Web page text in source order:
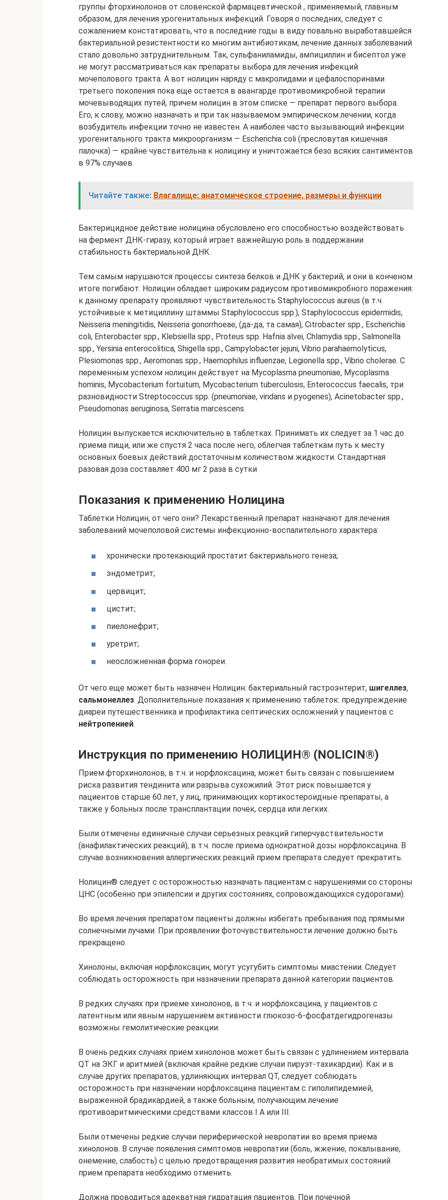
группы фторхинолонов от словенской фармацевтической , применяемый, главным
образом, для лечения урогенитальных инфекций. Говоря о последних, следует с
сожалением констатировать, что в последние годы в виду повально выработавшейся
бактериальной резистентности ко многим антибиотикам, лечение данных заболеваний
стало довольно затруднительным. Так, сульфаниламиды, ампициллин и бисептол уже
не могут рассматриваться как препараты выбора для лечения инфекций
мочеполового тракта. А вот нолицин наряду с макролидами и цефалоспоринами
третьего поколения пока еще остается в авангарде противомикробной терапии
мочевыводящих путей, причем нолицин в этом списке — препарат первого выбора.
Его, к слову, можно назначать и при так называемом эмпирическом лечении, когда
возбудитель инфекции точно не известен. А наиболее часто вызывающий инфекции
урогенитального тракта микроорганизм — Escherichia coli (пресловутая кишечная
палочка) — крайне чувствительна к нолицину и уничтожается безо всяких сантиментов
в 97% случаев.
Читайте также: Влагалище: анатомическое строение, размеры и функции
Бактерицидное действие нолицина обусловлено его способностью воздействовать
на фермент ДНК-гиразу, который играет важнейшую роль в поддержании
стабильность бактериальной ДНК.
Тем самым нарушаются процессы синтеза белков и ДНК у бактерий, и они в конченом
итоге погибают. Нолицин обладает широким радиусом противомикробного поражения:
к данному препарату проявляют чувствительность Staphylococcus aureus (в т.ч.
устойчивые к метициллину штаммы Staphylococcus spp.), Staphylococcus epidermidis,
Neisseria meningitidis, Neisseria gonorrhoeae, (да-да, та самая), Citrobacter spp., Escherichia
coli, Enterobacter spp., Klebsiella spp., Proteus spp. Hafnia alvei, Chlamydia spp., Salmonella
spp., Yersinia enterocolitica, Shigella spp., Campylobacter jejuni, Vibrio parahaemolyticus,
Plesiomonas spp., Aeromonas spp., Haemophilus influenzae, Legionella spp., Vibrio cholerae. С
переменным успехом нолицин действует на Mycoplasma pneumoniae, Mycoplasma
hominis, Mycobacterium fortuitum, Mycobacterium tuberculosis, Enterococcus faecalis, три
разновидности Streptococcus spp. (pneumoniae, viridans и pyogenes), Acinetobacter spp.,
Pseudomonas aeruginosa, Serratia marcescens.
Нолицин выпускается исключительно в таблетках. Принимать их следует за 1 час до
приема пищи, или же спустя 2 часа после него, облегчая таблеткам путь к месту
основных боевых действий достаточным количеством жидкости. Стандартная
разовая доза составляет 400 мг 2 раза в сутки
Показания к применению Нолицина
Таблетки Нолицин, от чего они? Лекарственный препарат назначают для лечения
заболеваний мочеполовой системы инфекционно-воспалительного характера:
хронически протекающий простатит бактериального генеза;
эндометрит;
цервицит;
цистит;
пиелонефрит;
уретрит;
неосложненная форма гонореи.
От чего еще может быть назначен Нолицин: бактериальный гастроэнтерит, шигеллез,
сальмонеллез. Дополнительные показания к применению таблеток: предупреждение
диареи путешественника и профилактика септических осложнений у пациентов с
нейтропенией.
Инструкция по применению НОЛИЦИН® (NOLICIN®)
Прием фторхинолонов, в т.ч. и норфлоксацина, может быть связан с повышением
риска развития тендинита или разрыва сухожилий. Этот риск повышается у
пациентов старше 60 лет, у лиц, принимающих кортикостероидные препараты, а
также у больных после трансплантации почек, сердца или легких.
Были отмечены единичные случаи серьезных реакций гиперчувствительности
(анафилактических реакций), в т.ч. после приема однократной дозы норфлоксацина. В
случае возникновения аллергических реакций прием препарата следует прекратить.
Нолицин® следует с осторожностью назначать пациентам с нарушениями со стороны
ЦНС (особенно при эпилепсии и других состояниях, сопровождающихся судорогами).
Во время лечения препаратом пациенты должны избегать пребывания под прямыми
солнечными лучами. При проявлении фоточувствительности лечение должно быть
прекращено.
Хинолоны, включая норфлоксацин, могут усугубить симптомы миастении. Следует
соблюдать осторожность при назначении препарата данной категории пациентов.
В редких случаях при приеме хинолонов, в т.ч. и норфлоксацина, у пациентов с
латентным или явным нарушением активности глюкозо-6-фосфатдегидрогеназы
возможны гемолитические реакции.
В очень редких случаях прием хинолонов может быть связан с удлинением интервала
QT на ЭКГ и аритмией (включая крайне редкие случаи пируэт-тахикардии). Как и в
случае других препаратов, удлиняющих интервал QT, следует соблюдать
осторожность при назначении норфлоксацина пациентам с гиполипидемией,
выраженной брадикардией, а также больным, получающим лечение
противоаритмическими средствами классов I A или III.
Были отмечены редкие случаи периферической невропатии во время приема
хинолонов. В случае появления симптомов невропатии (боль, жжение, покалывание,
онемение, слабость) с целью предотвращения развития необратимых состояний
прием препарата необходимо отменить.
Должна проводиться адекватная гидратация пациентов. При почечной